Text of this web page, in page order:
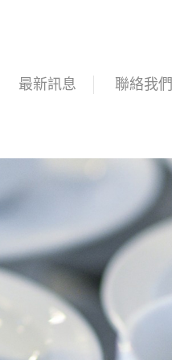
最新訊息 聯絡我們